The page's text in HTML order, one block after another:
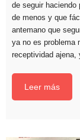
de seguir haciendo
de menos y que
antemano que
ya no es problema
receptividad
Leer más